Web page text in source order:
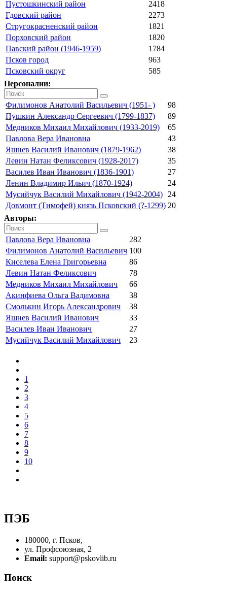
Пустошкинский район
2418
Гдовский район
2273
Стругокрасненский район
1821
Порховский район
1820
Павский район (1946-1959)
1784
Псков город
963
Псковский округ
585
Персоналии:
Филимонов Анатолий Васильевич (1951- )
98
Пушкин Александр Сергеевич (1799-1837)
89
Медников Михаил Михайлович (1933-2019)
65
Павлова Вера Ивановна
43
Яшнев Василий Иванович (1879-1962)
38
Левин Натан Феликсович (1928-2017)
35
Василев Иван Иванович (1836-1901)
27
Ленин Владимир Ильич (1870-1924)
24
Мусийчук Василий Михайлович (1942-2004)
24
Довмонт (Тимофей) князь Псковский (?-1299) 20
Авторы:
Павлова Вера Ивановна
282
Филимонов Анатолий Васильевич 100
Киселева Елена Григорьевна
86
Левин Натан Феликсович
78
Медников Михаил Михайлович
66
Акинфиева Ольга Вадимовна
38
Смолькин Игорь Александрович
38
Яшнев Василий Иванович
33
Василев Иван Иванович
27
Мусийчук Василий Михайлович
23
1
2
3
4
5
6
7
8
9
10
ПЭБ
180000, г. Псков,
ул. Профсоюзная, 2
Email: support@pskovlib.ru
Поиск